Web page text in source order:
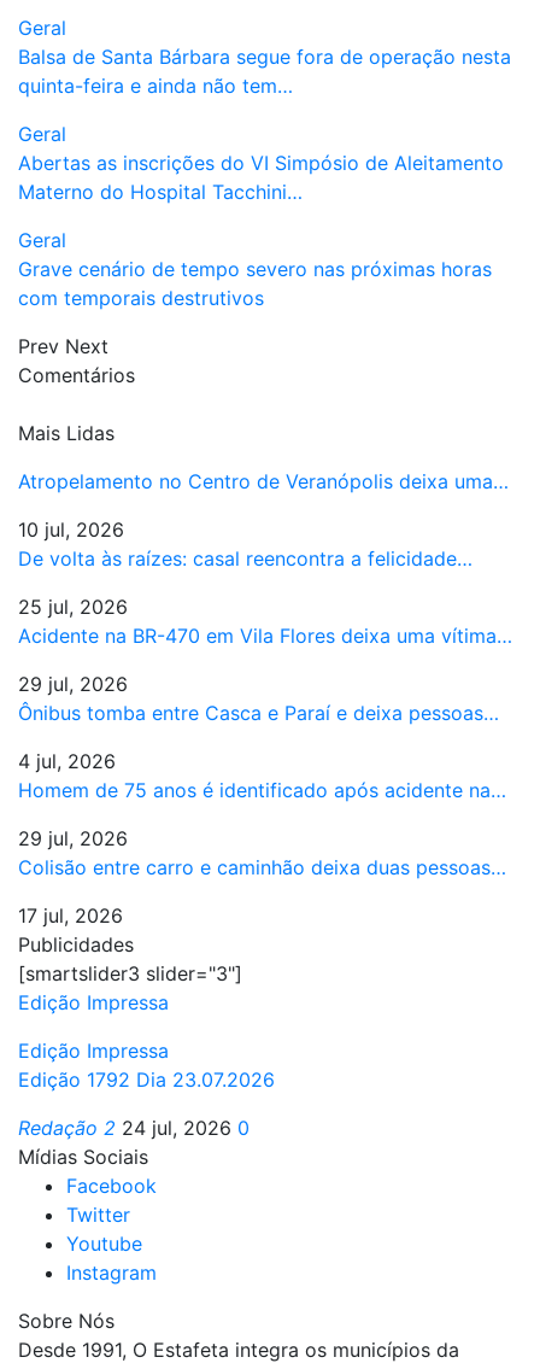
Geral
Balsa de Santa Bárbara segue fora de operação nesta
quinta-feira e ainda não tem…
Geral
Abertas as inscrições do VI Simpósio de Aleitamento
Materno do Hospital Tacchini…
Geral
Grave cenário de tempo severo nas próximas horas
com temporais destrutivos
Prev Next
Comentários
Mais Lidas
Atropelamento no Centro de Veranópolis deixa uma…
10 jul, 2026
De volta às raízes: casal reencontra a felicidade…
25 jul, 2026
Acidente na BR-470 em Vila Flores deixa uma vítima…
29 jul, 2026
Ônibus tomba entre Casca e Paraí e deixa pessoas…
4 jul, 2026
Homem de 75 anos é identificado após acidente na…
29 jul, 2026
Colisão entre carro e caminhão deixa duas pessoas…
17 jul, 2026
Publicidades
[smartslider3 slider="3"]
Edição Impressa
Edição Impressa
Edição 1792 Dia 23.07.2026
Redação 2 24 jul, 2026 0
Mídias Sociais
Facebook
Twitter
Youtube
Instagram
Sobre Nós
Desde 1991, O Estafeta integra os municípios da